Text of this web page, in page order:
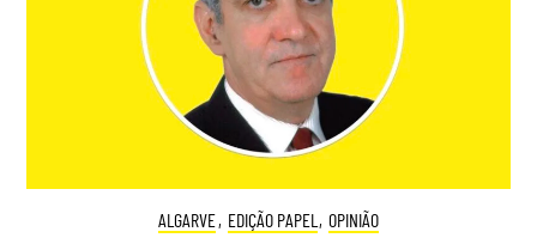
ALGARVE, EDIÇÃO PAPEL , OPINIÃO